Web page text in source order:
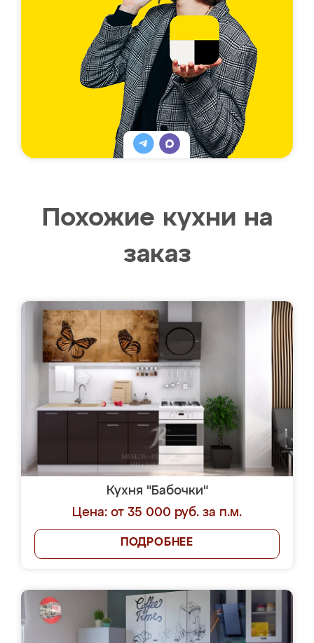
Похожие кухни на
заказ
Кухня "Бабочки"
Цена: от 35 000 руб. за п.м.
ПОДРОБНЕЕ